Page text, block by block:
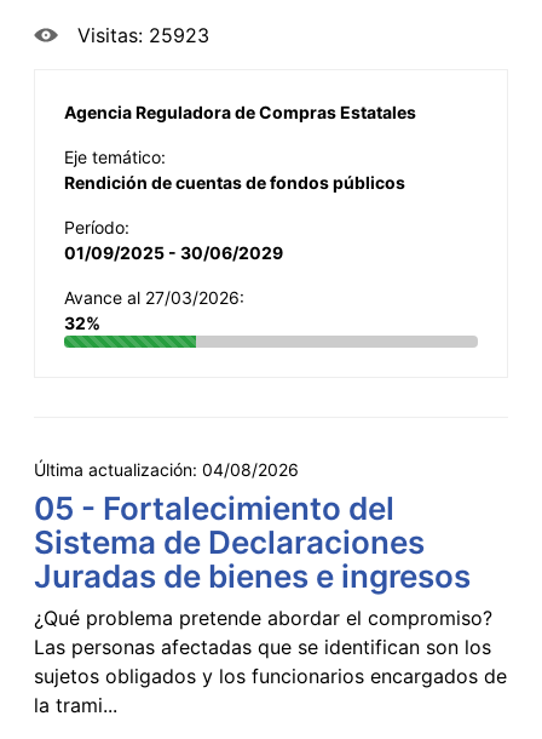
Visitas: 25923
Agencia Reguladora de Compras Estatales
Eje temático:
Rendición de cuentas de fondos públicos
Período:
01/09/2025 - 30/06/2029
Avance al 27/03/2026:
32%
Última actualización: 04/08/2026
05 - Fortalecimiento del
Sistema de Declaraciones
Juradas de bienes e ingresos
¿Qué problema pretende abordar el compromiso?
Las personas afectadas que se identifican son los
sujetos obligados y los funcionarios encargados de
la trami...